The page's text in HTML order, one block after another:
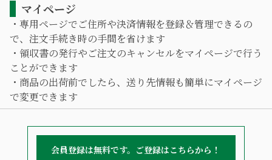
マイページ
・専用ページでご住所や決済情報を登録＆管理できるの
で、注文手続き時の手間を省けます
・領収書の発行やご注文のキャンセルをマイページで行う
ことができます
・商品の出荷前でしたら、送り先情報も簡単にマイページ
で変更できます
会員登録は無料です。ご登録はこちらから！